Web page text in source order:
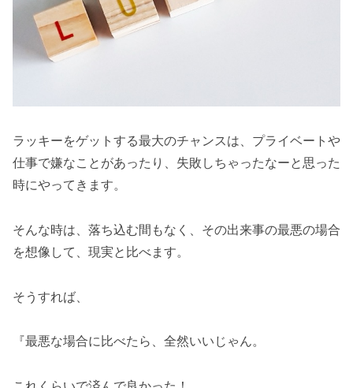
ラッキーをゲットする最大のチャンスは、プライベートや
仕事で嫌なことがあったり、失敗しちゃったなーと思った
時にやってきます。
そんな時は、落ち込む間もなく、その出来事の最悪の場合
を想像して、現実と比べます。
そうすれば、
『最悪な場合に比べたら、全然いいじゃん。